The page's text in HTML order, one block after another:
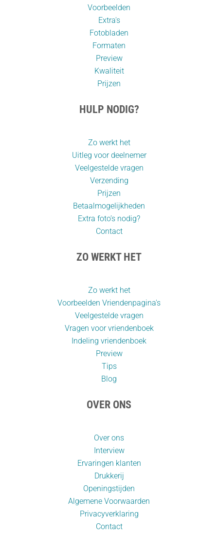
Voorbeelden
Extra's
Fotobladen
Formaten
Preview
Kwaliteit
Prijzen
HULP NODIG?
Zo werkt het
Uitleg voor deelnemer
Veelgestelde vragen
Verzending
Prijzen
Betaalmogelijkheden
Extra foto’s nodig?
Contact
ZO WERKT HET
Zo werkt het
Voorbeelden Vriendenpagina's
Veelgestelde vragen
Vragen voor vriendenboek
Indeling vriendenboek
Preview
Tips
Blog
OVER ONS
Over ons
Interview
Ervaringen klanten
Drukkerij
Openingstijden
Algemene Voorwaarden
Privacyverklaring
Contact